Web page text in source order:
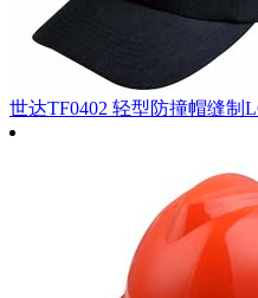
世达TF0402 轻型防撞帽缝制